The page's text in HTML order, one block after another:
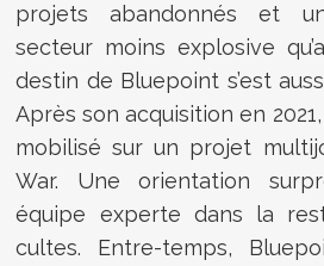
projets abandonnés et
secteur moins explosive
destin de Bluepoint s’est
Après son acquisition en
mobilisé sur un projet
War. Une orientation
équipe experte dans la
cultes. Entre-temps,